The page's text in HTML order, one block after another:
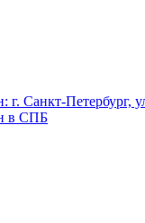
г. Санкт-Петербург,
в СПБ